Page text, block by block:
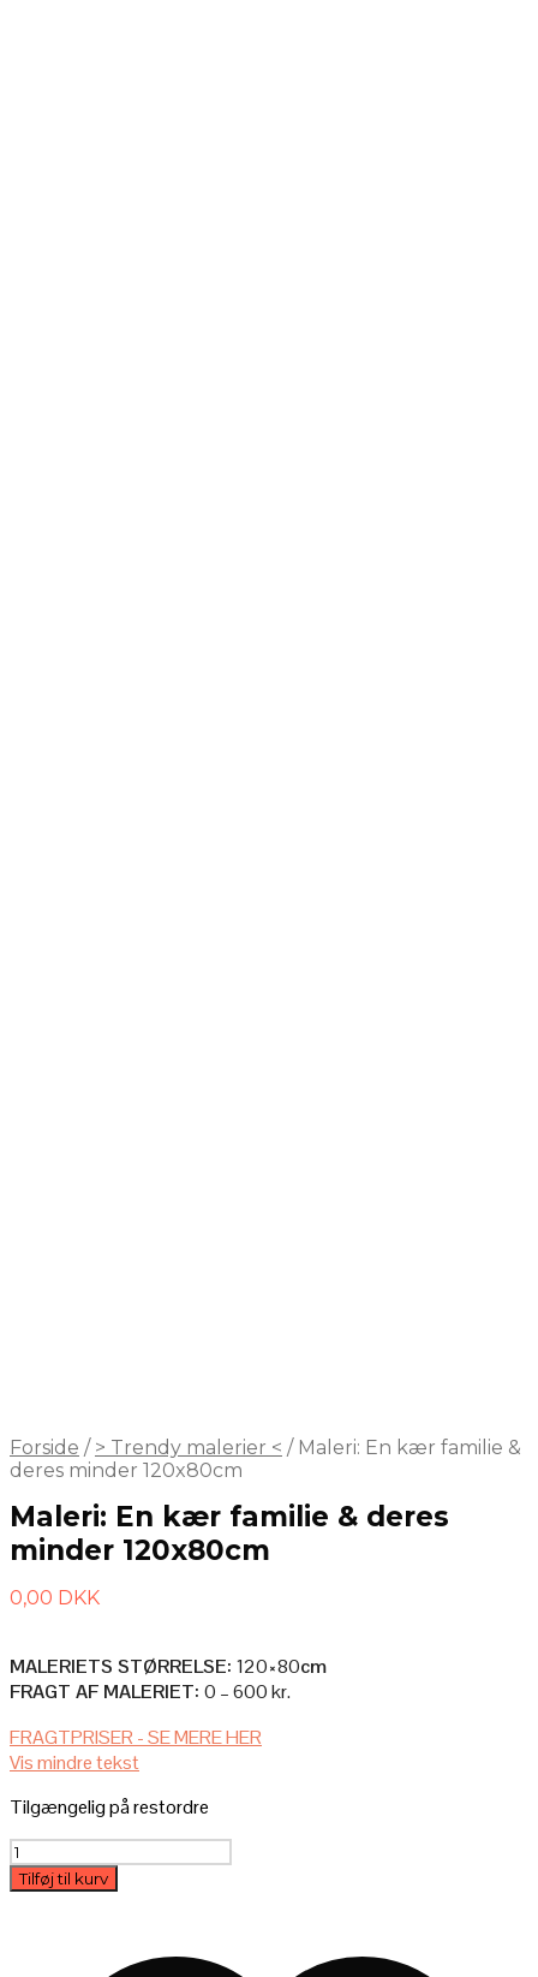
Forside / > Trendy malerier < /Maleri: En kær familie &
deres minder 120x80cm
Maleri: En kær familie & deres
minder 120x80cm
0,00 DKK
MALERIETS STØRRELSE: 120×80cm
FRAGT AF MALERIET: 0 – 600 kr.
AFHENTNING I ATELIET
Afhenter du selv maleriet i ateliet, så er det selvfølgelig helt gratis.
LEVERES AF (MIG) KUNSTNEREN BAG
– Pris: 600 kr.
– Forsendelsestid: 0-2 mdr. (du kontaktes efter købet)
FRAGTPRISER - SE MERE HER
Vis mindre tekst
Tilgængelig på restordre
Maleri:
En
kær
Tilføj til kurv